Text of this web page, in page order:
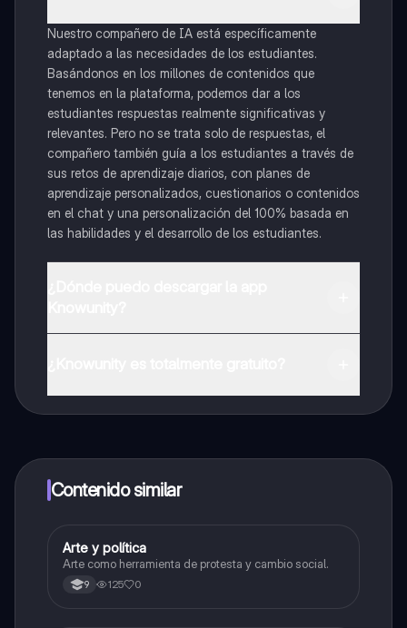
Nuestro compañero de IA está específicamente
adaptado a las necesidades de los estudiantes.
Basándonos en los millones de contenidos que
tenemos en la plataforma, podemos dar a los
estudiantes respuestas realmente significativas y
relevantes. Pero no se trata solo de respuestas, el
compañero también guía a los estudiantes a través de
sus retos de aprendizaje diarios, con planes de
aprendizaje personalizados, cuestionarios o contenidos
en el chat y una personalización del 100% basada en
las habilidades y el desarrollo de los estudiantes.
a determinadas funciones.
Contenido similar
Artes
Arte y política
Arte como herramienta de protesta y cambio social.
9 125 0